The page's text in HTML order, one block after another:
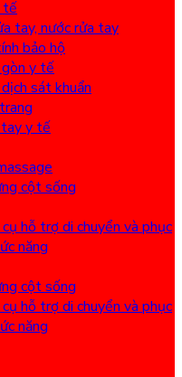
tế
tay, nước rửa tay
bảo hộ
y tế
sát khuẩn
tay y tế
cột sống
hỗ trợ di chuyển và phục
năng
cột sống
hỗ trợ di chuyển và phục
năng